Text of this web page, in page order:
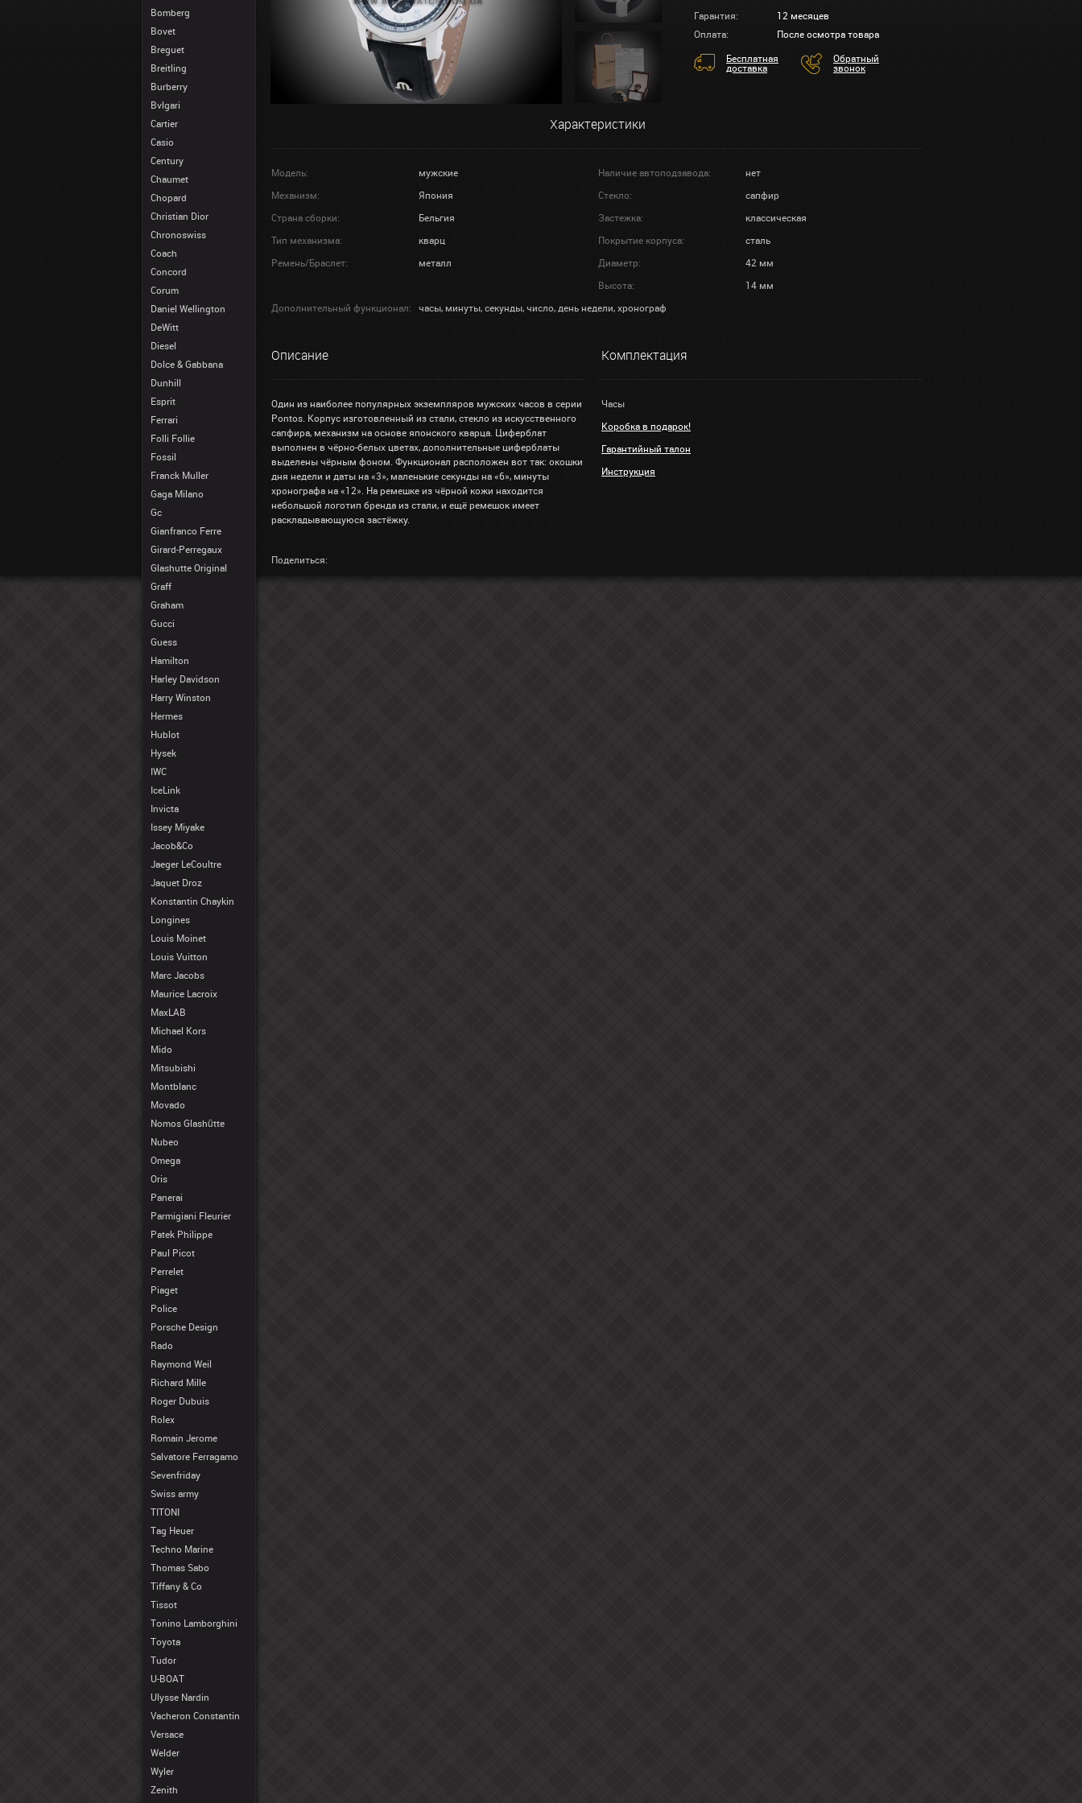
Bomberg
Bovet
Breguet
Breitling
Burberry
Bvlgari
Cartier
Casio
Century
Chaumet
Chopard
Christian Dior
Chronoswiss
Coach
Concord
Corum
Daniel Wellington
DeWitt
Diesel
Dolce & Gabbana
Dunhill
Esprit
Ferrari
Folli Follie
Fossil
Franck Muller
Gaga Milano
Gc
Gianfranco Ferre
Girard-Perregaux
Glashutte Original
Graff
Graham
Gucci
Guess
Hamilton
Harley Davidson
Harry Winston
Hermes
Hublot
Hysek
IWC
IceLink
Invicta
Issey Miyake
Jacob&Co
Jaeger LeCoultre
Jaquet Droz
Konstantin Chaykin
Longines
Louis Moinet
Louis Vuitton
Marc Jacobs
Maurice Lacroix
MaxLAB
Michael Kors
Mido
Mitsubishi
Montblanc
Movado
Nomos Glashütte
Nubeo
Omega
Oris
Panerai
Parmigiani Fleurier
Patek Philippe
Paul Picot
Perrelet
Piaget
Police
Porsche Design
Rado
Raymond Weil
Richard Mille
Roger Dubuis
Rolex
Romain Jerome
Salvatore Ferragamo
Sevenfriday
Swiss army
TITONI
Tag Heuer
Techno Marine
Thomas Sabo
Tiffany & Co
Tissot
Tonino Lamborghini
Toyota
Tudor
U-BOAT
Ulysse Nardin
Vacheron Constantin
Versace
Welder
Wyler
Zenith
Гарантия:
12 месяцев
Оплата:
После осмотра товара
Бесплатная
доставка
Обратный
звонок
Характеристики
Модель: мужские Наличие автоподзавода:
нет
Механизм:
Япония Стекло:
сапфир
Страна сборки:
Бельгия Застежка:
классическая
Тип механизма:
кварц Покрытие корпуса:
сталь
Ремень/Браслет:
металл Диаметр:
42 мм
Высота:
14 мм
Дополнительный функционал:
часы, минуты, секунды, число, день недели, хронограф
Описание
Один из наиболее популярных экземпляров мужских часов в серии
Pontos. Корпус изготовленный из стали, стекло из искусственного
сапфира, механизм на основе японского кварца. Циферблат
выполнен в чёрно-белых цветах, дополнительные циферблаты
выделены чёрным фоном. Функционал расположен вот так: окошки
дня недели и даты на «3», маленькие секунды на «6», минуты
хронографа на «12». На ремешке из чёрной кожи находится
небольшой логотип бренда из стали, и ещё ремешок имеет
раскладывающуюся застёжку.
Комплектация
Часы
Коробка в подарок!
Гарантийный талон
Инструкция
Поделиться: